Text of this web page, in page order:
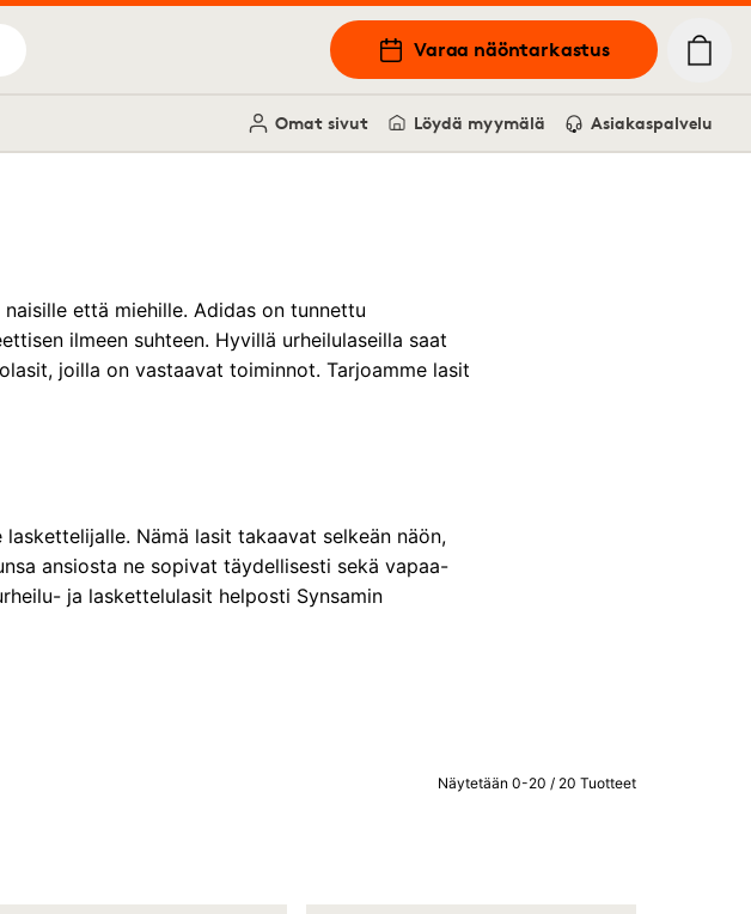
Varaa näöntarkastus
Omat sivut Löydä myymälä Asiakaspalvelu
että miehille. Adidas on tunnettu
ilmeen suhteen. Hyvillä urheilulaseilla saat
joilla on vastaavat toiminnot. Tarjoamme lasit
Nämä lasit takaavat selkeän näön,
ansiosta ne sopivat täydellisesti sekä vapaa-
ja laskettelulasit helposti Synsamin
Näytetään 0-20 / 20 Tuotteet